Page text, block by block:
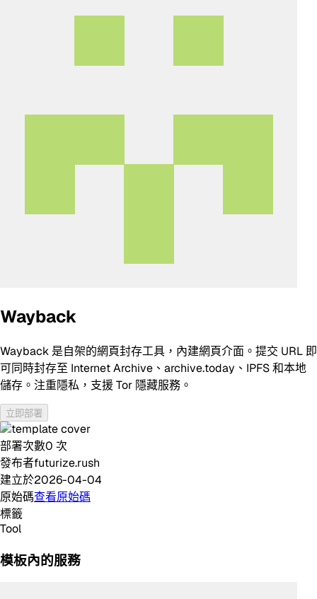
Wayback
Wayback 是自架的網頁封存工具，內建網頁介面。提交 URL 即
可同時封存至 Internet Archive、archive.today、IPFS 和本地
儲存。注重隱私，支援 Tor 隱藏服務。
立即部署
部署次數0 次
發布者futurize.rush
建立於2026-04-04
原始碼查看原始碼
標籤
Tool
模板內的服務